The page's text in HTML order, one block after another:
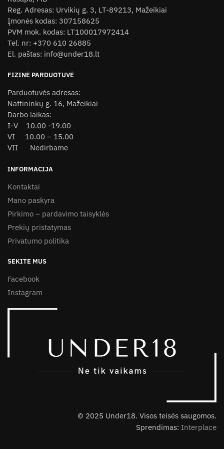
Reg. Adresas: Urvikių g. 3, LT-89213, Mažeikiai
Įmonės kodas: 307158625
PVM mok. kodas: LT100017972414
Tel. nr: +370 610 26885
El. paštas: info@under18.lt
FIZINĖ PARDUOTUVĖ
Parduotuvės adresas:
Naftininkų g. 16, Mažeikiai
Darbo laikas:
I-V 10.00 -19.00
VI 10.00 – 15.00
VII Nedirbame
INFORMACIJA
Kontaktai
Mano paskyra
Pirkimo – pardavimo taisyklės
Prekių pristatymas
Privatumo politika
SEKITE MUS
Facebook
Instagram
© 2025 Under18. Visos teisės saugomos.
Sprendimas: Interplace